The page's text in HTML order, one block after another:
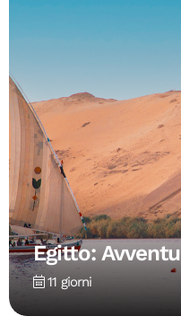
Egitto:
11 giorni